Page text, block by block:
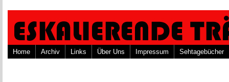
Home Archiv Links Über Uns Impressum Sehtagebücher